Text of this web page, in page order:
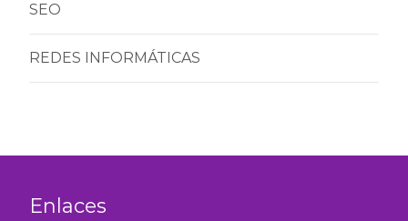
SEO
REDES INFORMÁTICAS
Enlaces